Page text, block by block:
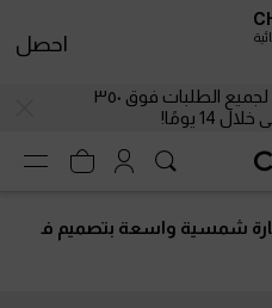
الطلبات فوق ٣٥٠
14 يومًا!
شمسية واسعة بتصميم ف
احصل